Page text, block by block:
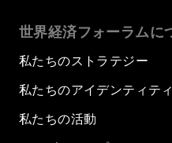
世界経済フォーラムに
私たちのストラテジー
私たちのアイデンティティ
私たちの活動